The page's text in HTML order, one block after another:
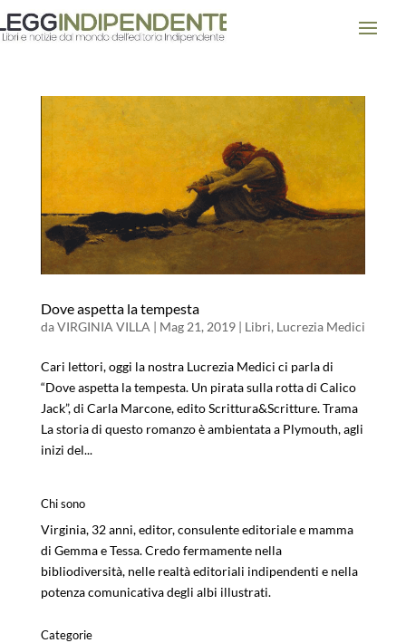
Dove aspetta la tempesta
daVIRGINIA VILLA | Mag 21, 2019| Libri, Lucrezia Medici
Cari lettori, oggi la nostra Lucrezia Medici ci parla di
“Dove aspetta la tempesta. Un pirata sulla rotta di Calico
Jack”, di Carla Marcone, edito Scrittura&Scritture. Trama
La storia di questo romanzo è ambientata a Plymouth, agli
inizi del...
Chi sono
Virginia, 32 anni, editor, consulente editoriale e mamma
di Gemma e Tessa. Credo fermamente nella
bibliodiversità, nelle realtà editoriali indipendenti e nella
potenza comunicativa degli albi illustrati.
Categorie